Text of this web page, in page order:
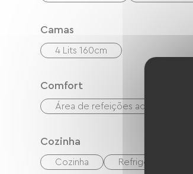
Camas
4 Lits 160cm
Comfort
Área de refeições ao ar livre
Cozinha
Cozinha Refrigerador